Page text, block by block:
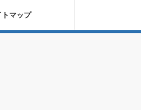
トマップ